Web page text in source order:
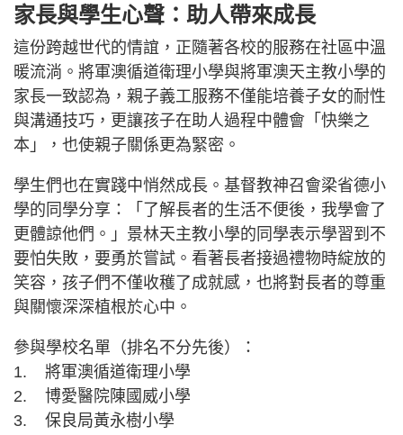
家長與學生心聲：助人帶來成長
這份跨越世代的情誼，正隨著各校的服務在社區中溫
暖流淌。將軍澳循道衛理小學與將軍澳天主教小學的
家長一致認為，親子義工服務不僅能培養子女的耐性
與溝通技巧，更讓孩子在助人過程中體會「快樂之
本」，也使親子關係更為緊密。
學生們也在實踐中悄然成長。基督教神召會梁省德小
學的同學分享：「了解長者的生活不便後，我學會了
更體諒他們。」景林天主教小學的同學表示學習到不
要怕失敗，要勇於嘗試。看著長者接過禮物時綻放的
笑容，孩子們不僅收穫了成就感，也將對長者的尊重
與關懷深深植根於心中。
參與學校名單（排名不分先後）：
1. 將軍澳循道衛理小學
2. 博愛醫院陳國威小學
3. 保良局黃永樹小學